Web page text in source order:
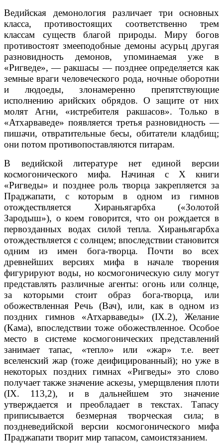
Ведийская демонология различает три основных
класса, противостоящих соответственно трем
классам существ благой природы. Миру богов
противостоят змееподобные демоны асурьц другая
разновидность демонов, упоминаемая уже в
«Ригведе», — ракшасы — позднее определяется как
земные враги человеческого рода, ночные оборотни
и людоеды, злонамеренно препятствующие
исполнению арийских обрядов. О защите от них
молят Агни, «истребителя ракшасов». Только в
«Атхарваведе» появляется третья разновидность —
пишачи, отвратительные бесы, обитатели кладбищ;
они потом противопоставляются питарам.
В ведийской литературе нет единой версии
космогонического мифа. Начиная с X книги
«Ригведы» и позднее роль творца закрепляется за
Праджапати, с которым в одном из гимнов
отождествляется Хираньягарбха («Золотой
Зародыш»), о коем говорится, что он рождается в
первозданных водах силой тепла. Хираньягарбха
отождествляется с солнцем; впоследствии становится
одним из имен бога-творца. Почти во всех
древнейших версиях мифа в начале творения
фигурируют воды, но космогоническую силу могут
представлять различные агенты: огонь или солнце,
за которыми стоит образ бога-творца, или
обожествленная Речь (Вач), или, как в одном из
поздних гимнов «Атхарваведы» (IX.2), Желание
(Кама), впоследствии тоже обожествленное. Особое
место в системе космогонических представлений
занимает тапас, «тепло» или «жар» т.е. веет
вселенский жар (тоже деифицированный); но уже в
некоторых поздних гимнах «Ригведы» это слово
получает также значение аскезы, умерщвления плоти
(IX. 113,2), и в дальнейшем это значение
утверждается и преобладает в текстах. Тапасу
приписывается безмерная творческая сила; в
поздневедийской версии космогонического мифа
Праджапати творит мир тапасом, самоистязанием.